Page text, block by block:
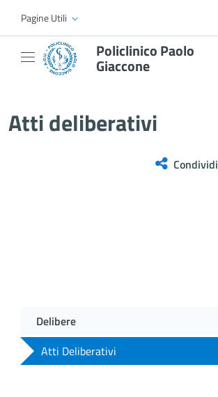
Skip to Main Content
Pagine Utili
Policlinico Paolo
Giaccone
Atti deliberativi
Condividi
Delibere
Atti Deliberativi